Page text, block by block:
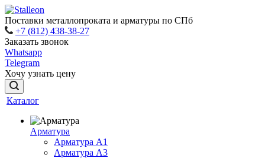
Поставки металлопроката и арматуры по СПб
+7 (812) 438-38-27
Заказать звонок
Whatsapp
Telegram
Хочу узнать цену
Каталог
Арматура
Арматура A1
Арматура А3